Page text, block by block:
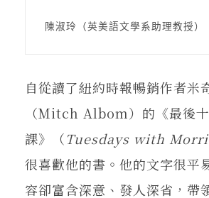
關鍵詞
書評書介
陳淑玲（英美語文學系助理教授）
自從讀了紐約時報暢銷作者
（Mitch Albom）的《最後
課》（Tuesdays with
很喜歡他的書。他的文字很平
容卻富含深意、發人深省，帶